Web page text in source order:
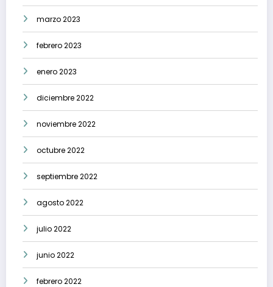
marzo 2023
febrero 2023
enero 2023
diciembre 2022
noviembre 2022
octubre 2022
septiembre 2022
agosto 2022
julio 2022
junio 2022
febrero 2022